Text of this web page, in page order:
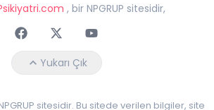
, bir NPGRUP sitesidir,
FaceebokTwitterYoutube
Yukarı Çık
sitesidir. Bu sitede verilen bilgiler, site